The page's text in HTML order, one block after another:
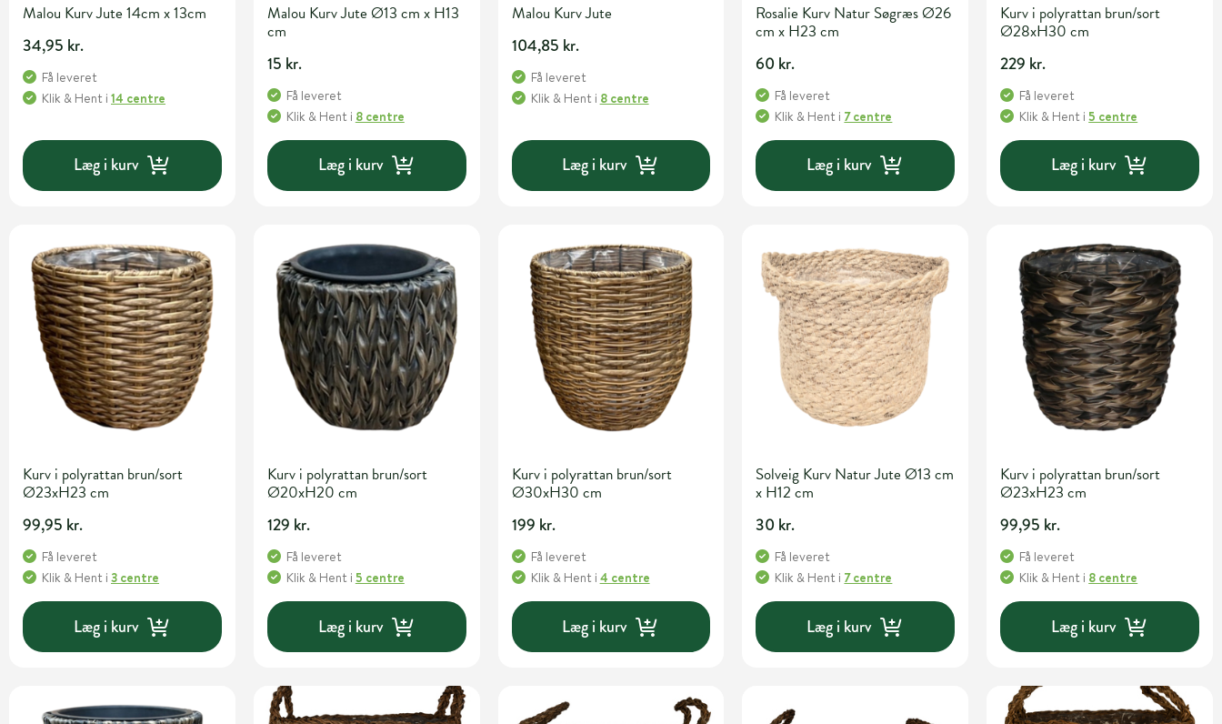
Malou Kurv Jute 14cm x 13cm
34,95 kr.
Få leveret
Klik & Hent i 14 centre
Læg i kurv
Malou Kurv Jute Ø13 cm x H13
cm
15 kr.
Få leveret
Klik & Hent i 8 centre
Læg i kurv
Malou Kurv Jute
104,85 kr.
Få leveret
Klik & Hent i 8 centre
Læg i kurv
Rosalie Kurv Natur Søgræs Ø26
cm x H23 cm
60 kr.
Få leveret
Klik & Hent i 7 centre
Læg i kurv
Kurv i polyrattan brun/sort
Ø28xH30 cm
229 kr.
Få leveret
Klik & Hent i5 centre
Læg i kurv
Kurv i polyrattan brun/sort
Ø23xH23 cm
99,95 kr.
Få leveret
Klik & Hent i 3 centre
Læg i kurv
Kurv i polyrattan brun/sort
Ø20xH20 cm
129 kr.
Få leveret
Klik & Hent i 5 centre
Læg i kurv
Kurv i polyrattan brun/sort
Ø30xH30 cm
199 kr.
Få leveret
Klik & Hent i 4 centre
Læg i kurv
Solveig Kurv Natur Jute Ø13 cm
x H12 cm
30 kr.
Få leveret
Klik & Hent i 7 centre
Læg i kurv
Kurv i polyrattan brun/sort
Ø23xH23 cm
99,95 kr.
Få leveret
Klik & Hent i 8 centre
Læg i kurv